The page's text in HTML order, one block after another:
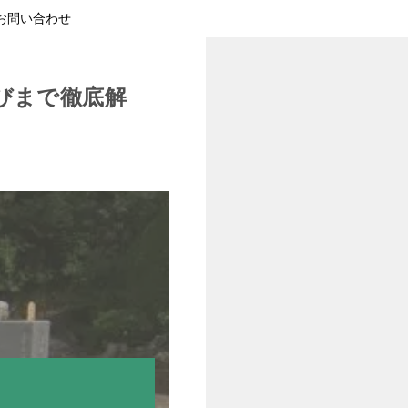
問い合わせ
まで徹底解